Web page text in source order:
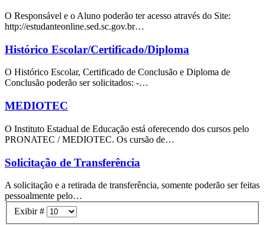
O Responsável e o Aluno poderão ter acesso através do Site:
http://estudanteonline.sed.sc.gov.br…
Histórico Escolar/Certificado/Diploma
O Histórico Escolar, Certificado de Conclusão e Diploma de
Conclusão poderão ser solicitados: -…
MEDIOTEC
O Instituto Estadual de Educação está oferecendo dos cursos pelo
PRONATEC / MEDIOTEC. Os cursão de…
Solicitação de Transferência
A solicitação e a retirada de transferência, somente poderão ser feitas
pessoalmente pelo…
Exibir #